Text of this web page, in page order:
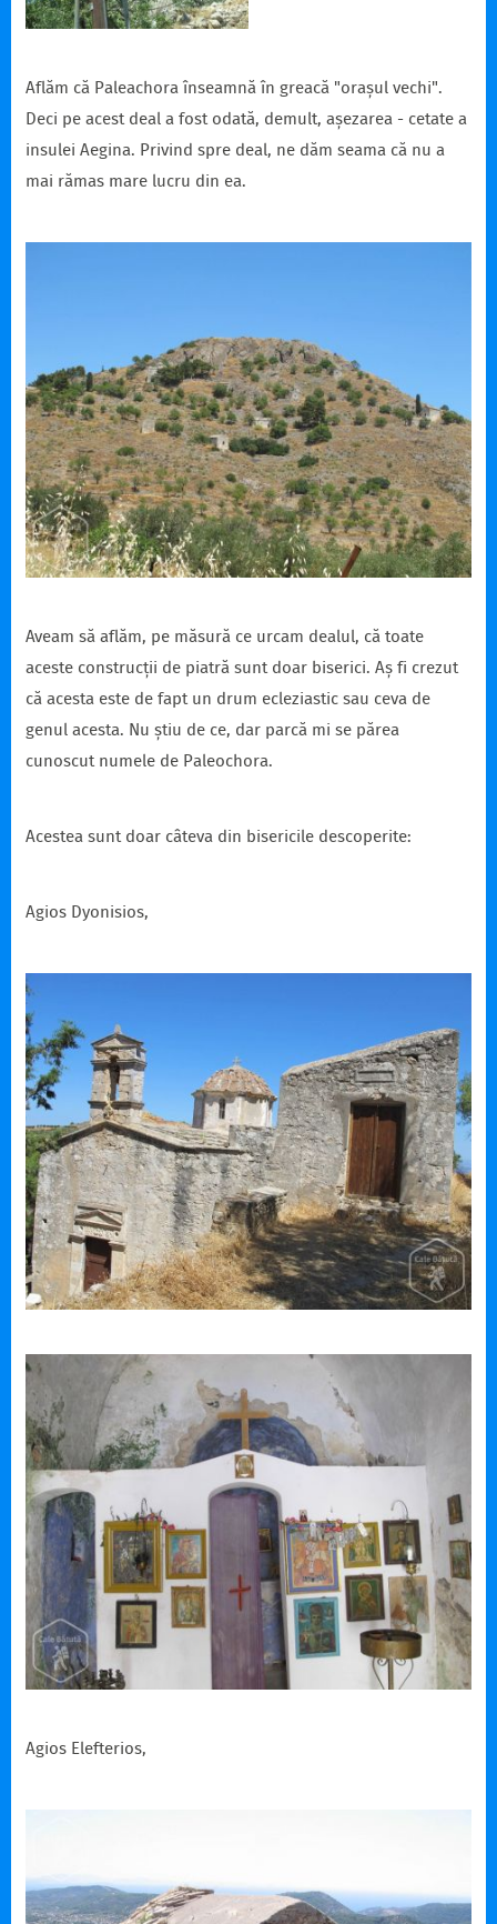
Aflăm că Paleachora înseamnă în greacă "orașul vechi".
Deci pe acest deal a fost odată, demult, așezarea - cetate a
insulei Aegina. Privind spre deal, ne dăm seama că nu a
mai rămas mare lucru din ea.
Aveam să aflăm, pe măsură ce urcam dealul, că toate
aceste construcții de piatră sunt doar biserici. Aș fi crezut
că acesta este de fapt un drum ecleziastic sau ceva de
genul acesta. Nu știu de ce, dar parcă mi se părea
cunoscut numele de Paleochora.
Acestea sunt doar câteva din bisericile descoperite:
Agios Dyonisios,
Agios Elefterios,